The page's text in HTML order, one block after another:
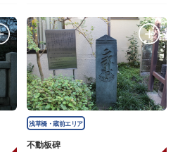
浅草橋・蔵前エリア
不動板碑